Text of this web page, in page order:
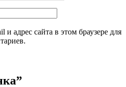
адрес сайта в этом браузере для